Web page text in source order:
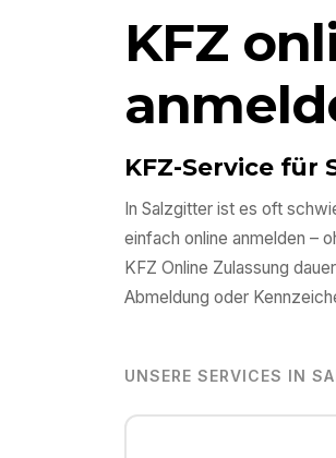
KFZ
KFZ-Service für
In Salzgitter ist es oft
einfach online anmelden –
KFZ Online Zulassung
Abmeldung oder
UNSERE SERVICES IN